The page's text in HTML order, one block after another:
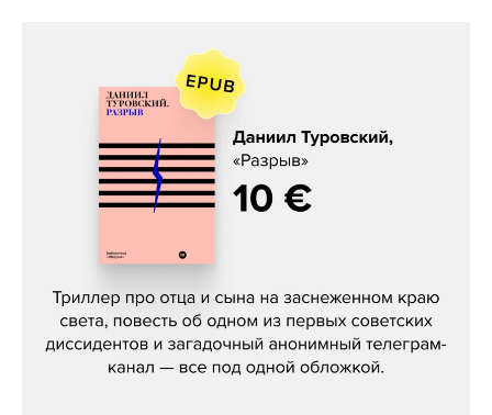
Даниил Туровский, «Разрыв»